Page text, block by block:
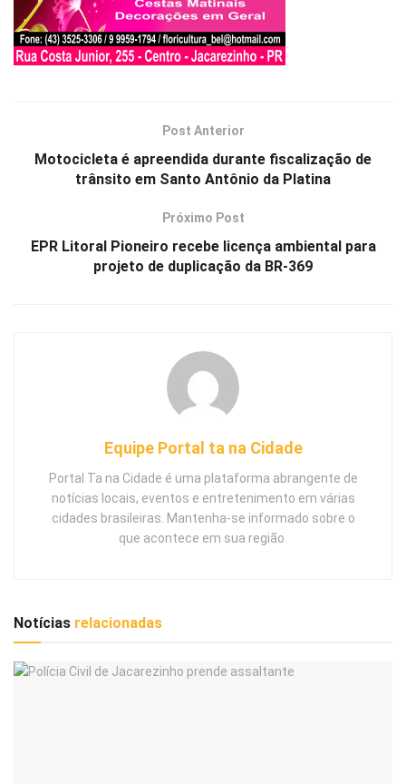
Post Anterior
Motocicleta é apreendida durante fiscalização de
trânsito em Santo Antônio da Platina
Próximo Post
EPR Litoral Pioneiro recebe licença ambiental para
projeto de duplicação da BR-369
Equipe Portal ta na Cidade
Portal Ta na Cidade é uma plataforma abrangente de
notícias locais, eventos e entretenimento em várias
cidades brasileiras. Mantenha-se informado sobre o
que acontece em sua região.
Notícias relacionadas